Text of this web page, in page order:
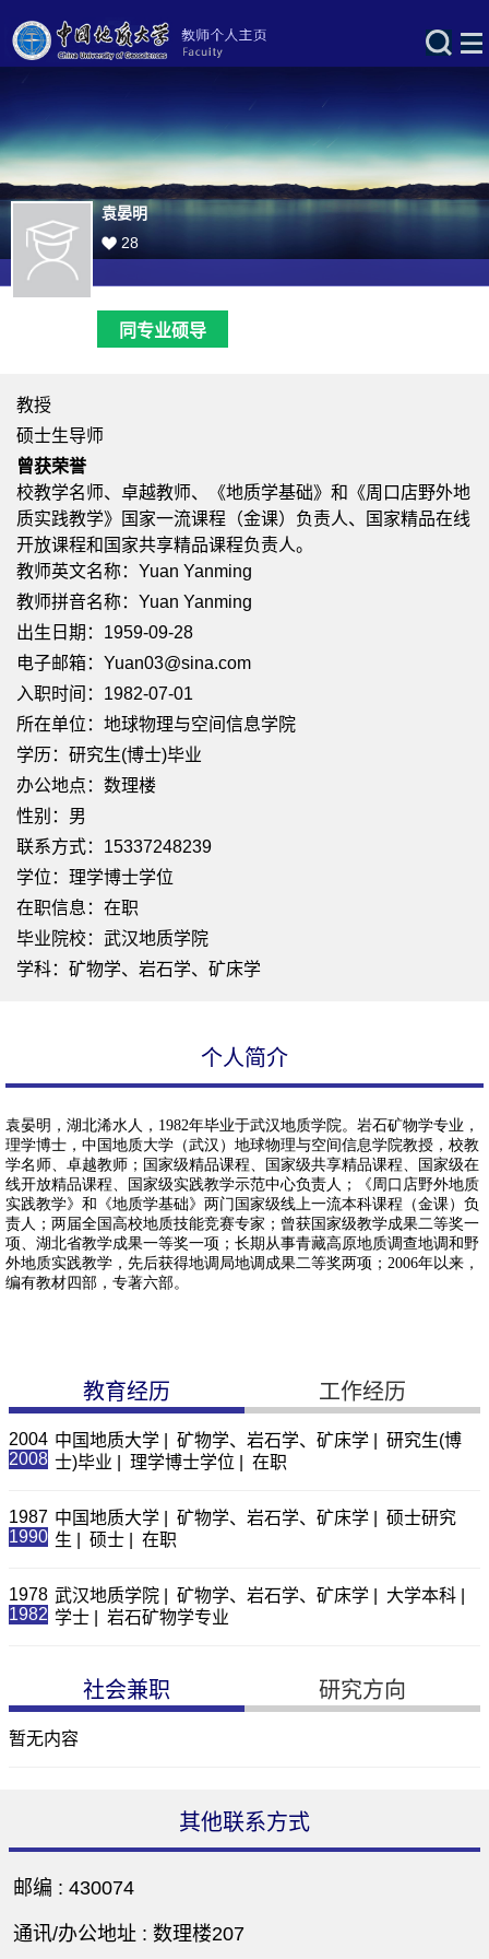
袁晏明
28
同专业硕导
教授
硕士生导师
曾获荣誉
校教学名师、卓越教师、《地质学基础》和《周口店野外地
质实践教学》国家一流课程（金课）负责人、国家精品在线
开放课程和国家共享精品课程负责人。
教师英文名称：Yuan Yanming
教师拼音名称：Yuan Yanming
出生日期：1959-09-28
电子邮箱： Yuan03@sina.com
入职时间：1982-07-01
所在单位：地球物理与空间信息学院
学历：研究生(博士)毕业
办公地点：数理楼
性别：男
联系方式：15337248239
学位：理学博士学位
在职信息：在职
毕业院校：武汉地质学院
学科：矿物学、岩石学、矿床学
个人简介
教育经历 工作经历
2004
2008
中国地质大学 | 矿物学、岩石学、矿床学 | 研究生(博
士)毕业 | 理学博士学位 | 在职
1987
1990
中国地质大学 | 矿物学、岩石学、矿床学 | 硕士研究
生 | 硕士 | 在职
1978
1982
武汉地质学院 | 矿物学、岩石学、矿床学 | 大学本科 |
学士 | 岩石矿物学专业
社会兼职 研究方向
暂无内容
其他联系方式
邮编 :430074
通讯/办公地址 :数理楼207